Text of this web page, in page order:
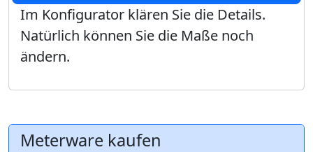
Im Konfigurator klären Sie die Details.
Natürlich können Sie die Maße noch
ändern.
Meterware kaufen